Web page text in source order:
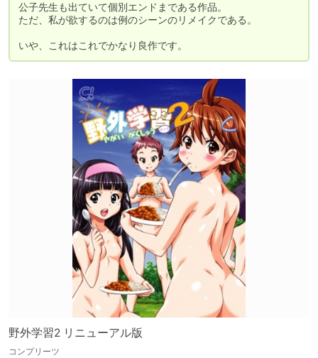
公子先生も出ていて個別エンドまである作品。
ただ、私が欲するのは例のシーンのリメイクである。
いや、これはこれでかなり良作です。
野外学習2 リニューアル版
コンプリーツ